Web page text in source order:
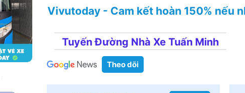
Vivutoday - Cam kết hoàn 150% nếu
Tuyến Đường Nhà Xe Tuấn Minh
Theo dõi